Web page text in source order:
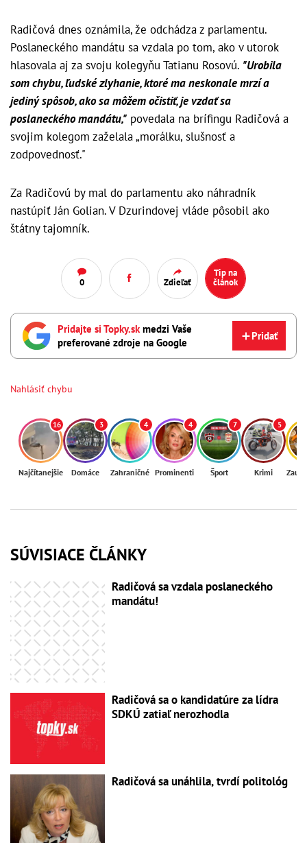
Radičová dnes oznámila, že odchádza z parlamentu.
Poslaneckého mandátu sa vzdala po tom, ako v utorok
hlasovala aj za svoju kolegyňu Tatianu Rosovú. "Urobila
som chybu, ľudské zlyhanie, ktoré ma neskonale mrzí a
jediný spôsob, ako sa môžem očistiť, je vzdať sa
poslaneckého mandátu," povedala na brífingu Radičová a
svojim kolegom zaželala „morálku, slušnosť a
zodpovednosť."
Za Radičovú by mal do parlamentu ako náhradník
nastúpiť Ján Golian. V Dzurindovej vláde pôsobil ako
štátny tajomník.
0 Zdieľať
Tip na
článok
Pridajte si Topky.sk medzi Vaše
preferované zdroje na Google
Pridať
Nahlásiť chybu
16
Najčítanejšie
3
Domáce
4
Zahraničné
4
Prominenti
7
Šport
5
Krimi
SÚVISIACE ČLÁNKY
Radičová sa vzdala poslaneckého
mandátu!
Radičová sa o kandidatúre za lídra
SDKÚ zatiaľ nerozhodla
Radičová sa unáhlila, tvrdí politológ